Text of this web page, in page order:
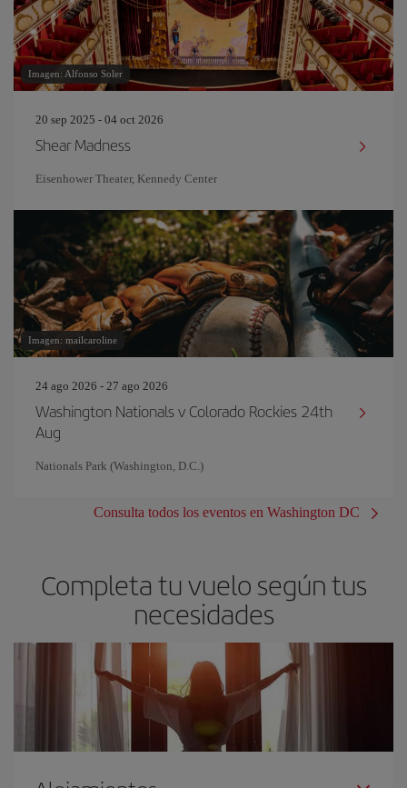
Imagen: Alfonso Soler
20 sep 2025 - 04 oct 2026
Shear Madness
Eisenhower Theater, Kennedy Center
Imagen: mailcaroline
24 ago 2026 - 27 ago 2026
Washington Nationals v Colorado Rockies 24th
Aug
Nationals Park (Washington, D.C.)
Consulta todos los eventos en Washington DC
Completa tu vuelo según tus
necesidades